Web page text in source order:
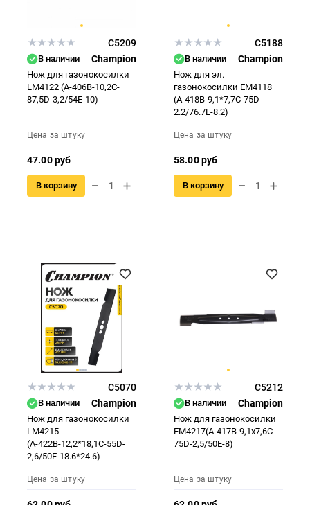
C5209
В наличии Champion
Нож для газонокосилки
LM4122 (А-406B-10,2C-
87,5D-3,2/54E-10)
Цена за штуку
47.00 руб
В корзину
C5188
В наличии Champion
Нож для эл.
газонокосилки ЕМ4118
(А-418B-9,1*7,7C-75D-
2.2/76.7E-8.2)
Цена за штуку
58.00 руб
В корзину
C5070
В наличии Champion
Нож для газонокосилки
LM4215
(А-422В-12,2*18,1С-55D-
2,6/50E-18.6*24.6)
Цена за штуку
C5212
В наличии Champion
Нож для газонокосилки
EM4217(A-417B-9,1x7,6C-
75D-2,5/50E-8)
Цена за штуку